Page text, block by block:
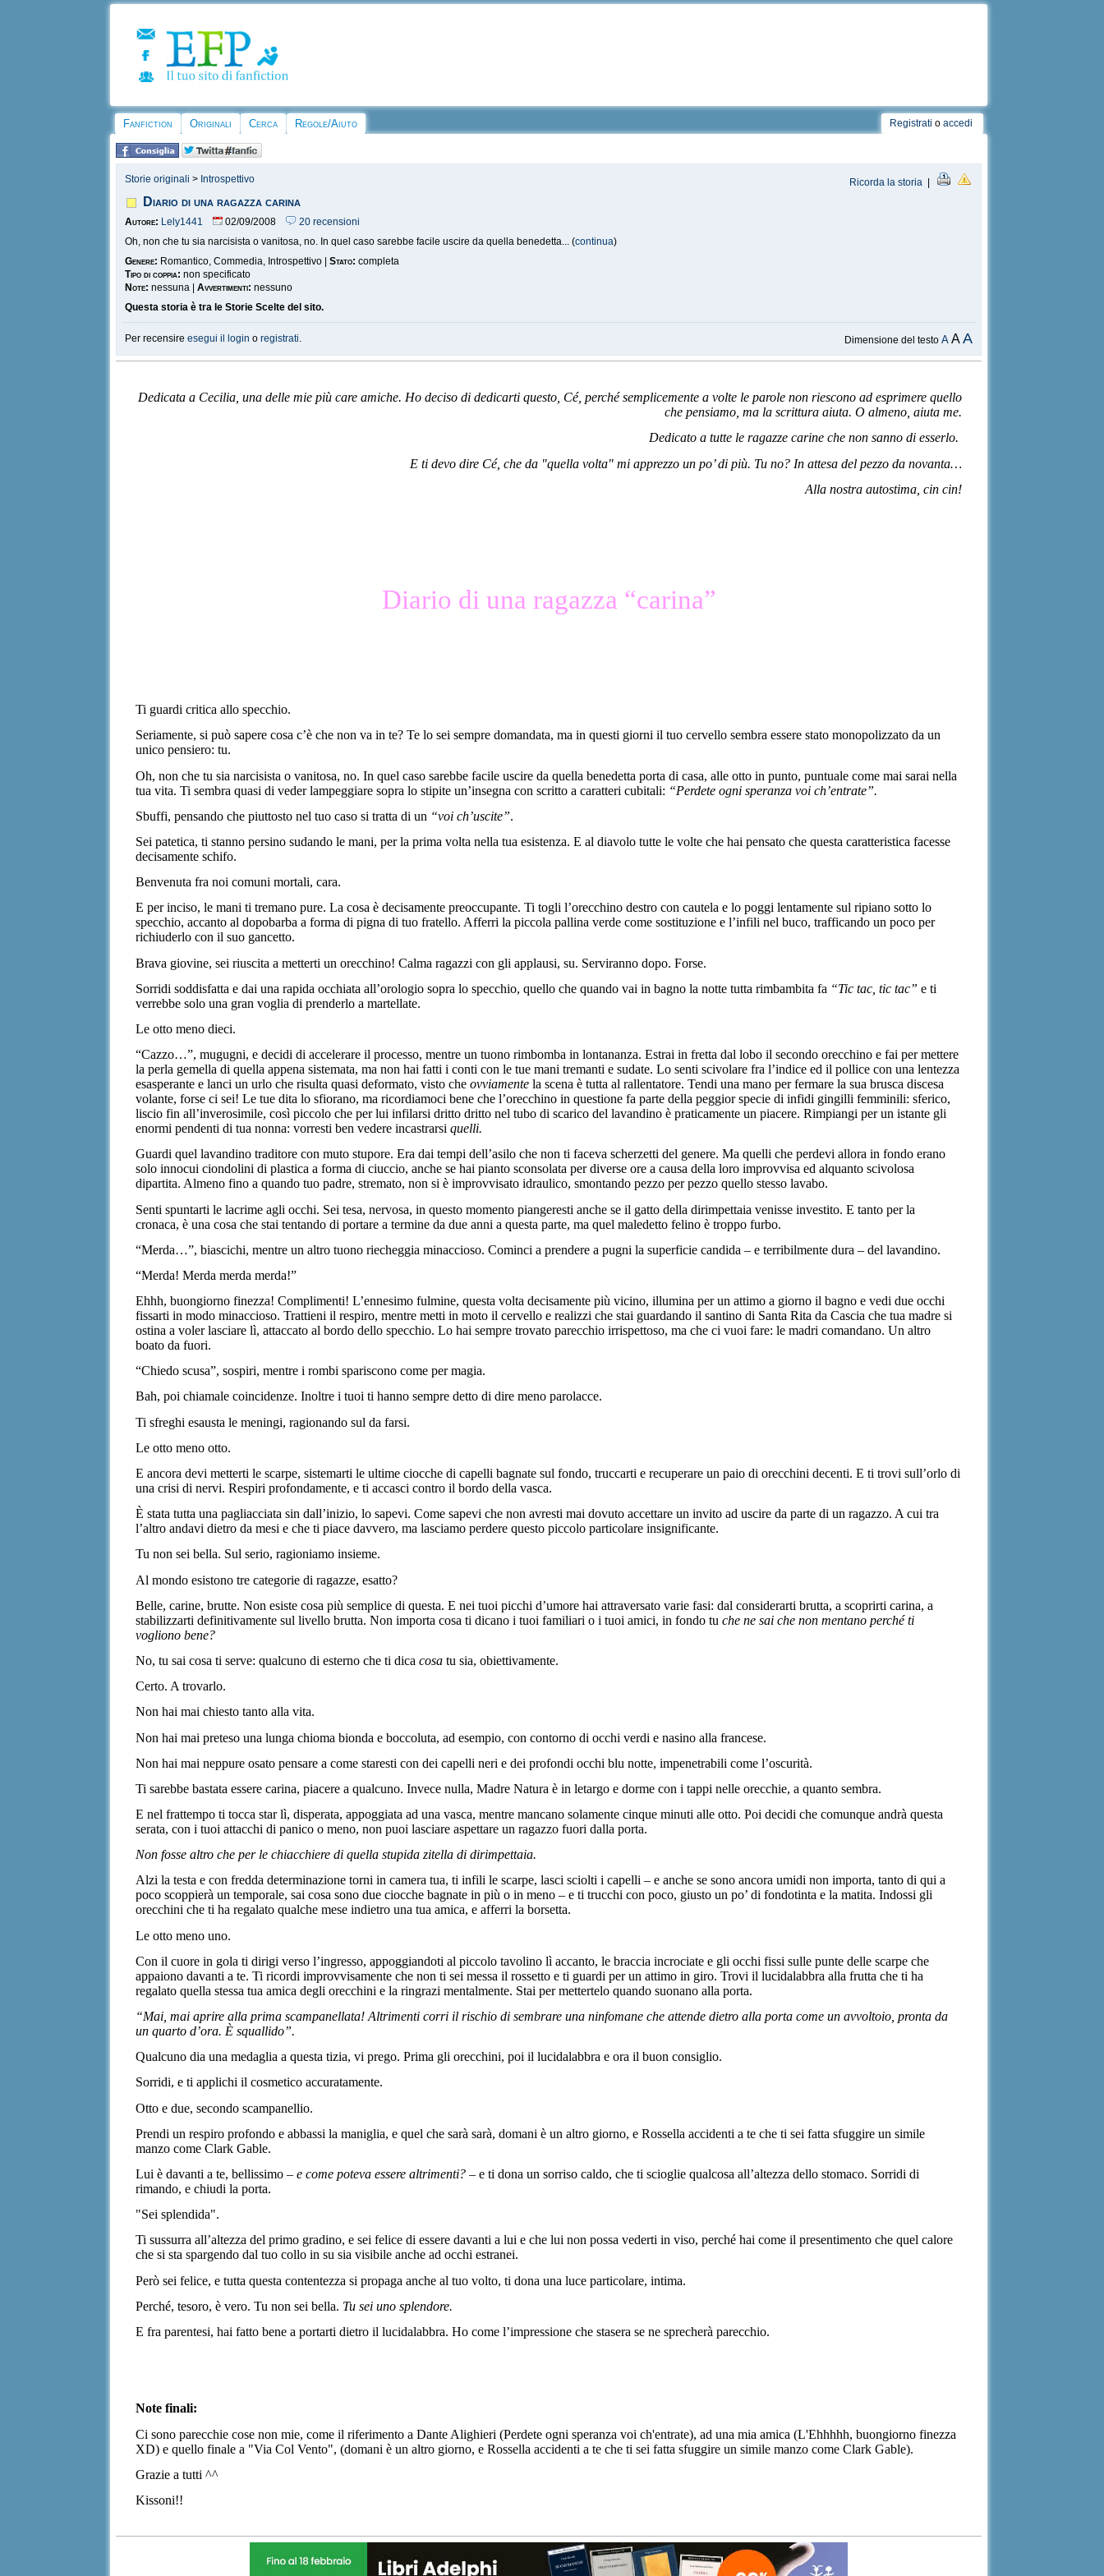
Fanfiction Originali Cerca Regole/Aiuto Registrati o accedi
Storie originali > Introspettivo Ricorda la storia |
Diario di una ragazza carina
Autore: Lely1441 02/09/2008
20 recensioni
Oh, non che tu sia narcisista o vanitosa, no. In quel caso sarebbe facile uscire da quella benedetta... (continua)
Genere: Romantico, Commedia, Introspettivo |Stato: completa
Tipo di coppia: non specificato
Note: nessuna |Avvertimenti: nessuno
Questa storia è tra le Storie Scelte del sito.
Per recensireesegui il login oregistrati. Dimensione del testoA AA
Dedicata a Cecilia, una delle mie più care amiche. Ho deciso di dedicarti questo, Cé, perché semplicemente a volte le parole non riescono ad esprimere quello
che pensiamo, ma la scrittura aiuta. O almeno, aiuta me.
Dedicato a tutte le ragazze carine che non sanno di esserlo.
E ti devo dire Cé, che da "quella volta" mi apprezzo un po’ di più. Tu no? In attesa del pezzo da novanta…
Alla nostra autostima, cin cin!
Diario di una ragazza “carina”
Ti guardi critica allo specchio.
Seriamente, si può sapere cosa c’è che non va in te? Te lo sei sempre domandata, ma in questi giorni il tuo cervello sembra essere stato monopolizzato da un
unico pensiero: tu.
Oh, non che tu sia narcisista o vanitosa, no. In quel caso sarebbe facile uscire da quella benedetta porta di casa, alle otto in punto, puntuale come mai sarai nella
tua vita. Ti sembra quasi di veder lampeggiare sopra lo stipite un’insegna con scritto a caratteri cubitali: “Perdete ogni speranza voi ch’entrate”.
Sbuffi, pensando che piuttosto nel tuo caso si tratta di un “voi ch’uscite”.
Sei patetica, ti stanno persino sudando le mani, per la prima volta nella tua esistenza. E al diavolo tutte le volte che hai pensato che questa caratteristica facesse
decisamente schifo.
Benvenuta fra noi comuni mortali, cara.
E per inciso, le mani ti tremano pure. La cosa è decisamente preoccupante. Ti togli l’orecchino destro con cautela e lo poggi lentamente sul ripiano sotto lo
specchio, accanto al dopobarba a forma di pigna di tuo fratello. Afferri la piccola pallina verde come sostituzione e l’infili nel buco, trafficando un poco per
richiuderlo con il suo gancetto.
Brava giovine, sei riuscita a metterti un orecchino! Calma ragazzi con gli applausi, su. Serviranno dopo. Forse.
Sorridi soddisfatta e dai una rapida occhiata all’orologio sopra lo specchio, quello che quando vai in bagno la notte tutta rimbambita fa “Tic tac, tic tac” e ti
verrebbe solo una gran voglia di prenderlo a martellate.
Le otto meno dieci.
“Cazzo…”, mugugni, e decidi di accelerare il processo, mentre un tuono rimbomba in lontananza. Estrai in fretta dal lobo il secondo orecchino e fai per mettere
la perla gemella di quella appena sistemata, ma non hai fatti i conti con le tue mani tremanti e sudate. Lo senti scivolare fra l’indice ed il pollice con una lentezza
esasperante e lanci un urlo che risulta quasi deformato, visto cheovviamente la scena è tutta al rallentatore. Tendi una mano per fermare la sua brusca discesa
volante, forse ci sei! Le tue dita lo sfiorano, ma ricordiamoci bene che l’orecchino in questione fa parte della peggior specie di infidi gingilli femminili: sferico,
liscio fin all’inverosimile, così piccolo che per lui infilarsi dritto dritto nel tubo di scarico del lavandino è praticamente un piacere. Rimpiangi per un istante gli
enormi pendenti di tua nonna: vorresti ben vedere incastrarsiquelli.
Guardi quel lavandino traditore con muto stupore. Era dai tempi dell’asilo che non ti faceva scherzetti del genere. Ma quelli che perdevi allora in fondo erano
solo innocui ciondolini di plastica a forma di ciuccio, anche se hai pianto sconsolata per diverse ore a causa della loro improvvisa ed alquanto scivolosa
dipartita. Almeno fino a quando tuo padre, stremato, non si è improvvisato idraulico, smontando pezzo per pezzo quello stesso lavabo.
Senti spuntarti le lacrime agli occhi. Sei tesa, nervosa, in questo momento piangeresti anche se il gatto della dirimpettaia venisse investito. E tanto per la
cronaca, è una cosa che stai tentando di portare a termine da due anni a questa parte, ma quel maledetto felino è troppo furbo.
“Merda…”, biascichi, mentre un altro tuono riecheggia minaccioso. Cominci a prendere a pugni la superficie candida – e terribilmente dura – del lavandino.
“Merda! Merda merda merda!”
Ehhh, buongiorno finezza! Complimenti! L’ennesimo fulmine, questa volta decisamente più vicino, illumina per un attimo a giorno il bagno e vedi due occhi
fissarti in modo minaccioso. Trattieni il respiro, mentre metti in moto il cervello e realizzi che stai guardando il santino di Santa Rita da Cascia che tua madre si
ostina a voler lasciare lì, attaccato al bordo dello specchio. Lo hai sempre trovato parecchio irrispettoso, ma che ci vuoi fare: le madri comandano. Un altro
boato da fuori.
“Chiedo scusa”, sospiri, mentre i rombi spariscono come per magia.
Bah, poi chiamale coincidenze. Inoltre i tuoi ti hanno sempre detto di dire meno parolacce.
Ti sfreghi esausta le meningi, ragionando sul da farsi.
Le otto meno otto.
E ancora devi metterti le scarpe, sistemarti le ultime ciocche di capelli bagnate sul fondo, truccarti e recuperare un paio di orecchini decenti. E ti trovi sull’orlo di
una crisi di nervi. Respiri profondamente, e ti accasci contro il bordo della vasca.
È stata tutta una pagliacciata sin dall’inizio, lo sapevi. Come sapevi che non avresti mai dovuto accettare un invito ad uscire da parte di un ragazzo. A cui tra
l’altro andavi dietro da mesi e che ti piace davvero, ma lasciamo perdere questo piccolo particolare insignificante.
Tu non sei bella. Sul serio, ragioniamo insieme.
Al mondo esistono tre categorie di ragazze, esatto?
Belle, carine, brutte. Non esiste cosa più semplice di questa. E nei tuoi picchi d’umore hai attraversato varie fasi: dal considerarti brutta, a scoprirti carina, a
stabilizzarti definitivamente sul livello brutta. Non importa cosa ti dicano i tuoi familiari o i tuoi amici, in fondo tuche ne sai che non mentano perché ti
vogliono bene?
No, tu sai cosa ti serve: qualcuno di esterno che ti dicacosa tu sia, obiettivamente.
Certo. A trovarlo.
Non hai mai chiesto tanto alla vita.
Non hai mai preteso una lunga chioma bionda e boccoluta, ad esempio, con contorno di occhi verdi e nasino alla francese.
Non hai mai neppure osato pensare a come staresti con dei capelli neri e dei profondi occhi blu notte, impenetrabili come l’oscurità.
Ti sarebbe bastata essere carina, piacere a qualcuno. Invece nulla, Madre Natura è in letargo e dorme con i tappi nelle orecchie, a quanto sembra.
E nel frattempo ti tocca star lì, disperata, appoggiata ad una vasca, mentre mancano solamente cinque minuti alle otto. Poi decidi che comunque andrà questa
serata, con i tuoi attacchi di panico o meno, non puoi lasciare aspettare un ragazzo fuori dalla porta.
Non fosse altro che per le chiacchiere di quella stupida zitella di dirimpettaia.
Alzi la testa e con fredda determinazione torni in camera tua, ti infili le scarpe, lasci sciolti i capelli – e anche se sono ancora umidi non importa, tanto di qui a
poco scoppierà un temporale, sai cosa sono due ciocche bagnate in più o in meno – e ti trucchi con poco, giusto un po’ di fondotinta e la matita. Indossi gli
orecchini che ti ha regalato qualche mese indietro una tua amica, e afferri la borsetta.
Le otto meno uno.
Con il cuore in gola ti dirigi verso l’ingresso, appoggiandoti al piccolo tavolino lì accanto, le braccia incrociate e gli occhi fissi sulle punte delle scarpe che
appaiono davanti a te. Ti ricordi improvvisamente che non ti sei messa il rossetto e ti guardi per un attimo in giro. Trovi il lucidalabbra alla frutta che ti ha
regalato quella stessa tua amica degli orecchini e la ringrazi mentalmente. Stai per mettertelo quando suonano alla porta.
“Mai, mai aprire alla prima scampanellata! Altrimenti corri il rischio di sembrare una ninfomane che attende dietro alla porta come un avvoltoio, pronta da
un quarto d’ora. È squallido”.
Qualcuno dia una medaglia a questa tizia, vi prego. Prima gli orecchini, poi il lucidalabbra e ora il buon consiglio.
Sorridi, e ti applichi il cosmetico accuratamente.
Otto e due, secondo scampanellio.
Prendi un respiro profondo e abbassi la maniglia, e quel che sarà sarà, domani è un altro giorno, e Rossella accidenti a te che ti sei fatta sfuggire un simile
manzo come Clark Gable.
Lui è davanti a te, bellissimo –e come poteva essere altrimenti? – e ti dona un sorriso caldo, che ti scioglie qualcosa all’altezza dello stomaco. Sorridi di
rimando, e chiudi la porta.
"Sei splendida".
Ti sussurra all’altezza del primo gradino, e sei felice di essere davanti a lui e che lui non possa vederti in viso, perché hai come il presentimento che quel calore
che si sta spargendo dal tuo collo in su sia visibile anche ad occhi estranei.
Però sei felice, e tutta questa contentezza si propaga anche al tuo volto, ti dona una luce particolare, intima.
Perché, tesoro, è vero. Tu non sei bella. Tu sei uno splendore.
E fra parentesi, hai fatto bene a portarti dietro il lucidalabbra. Ho come l’impressione che stasera se ne sprecherà parecchio.
Note finali:
Ci sono parecchie cose non mie, come il riferimento a Dante Alighieri (Perdete ogni speranza voi ch'entrate), ad una mia amica (L'Ehhhhh, buongiorno finezza
XD) e quello finale a "Via Col Vento", (domani è un altro giorno, e Rossella accidenti a te che ti sei fatta sfuggire un simile manzo come Clark Gable).
Grazie a tutti ^^
Kissoni!!